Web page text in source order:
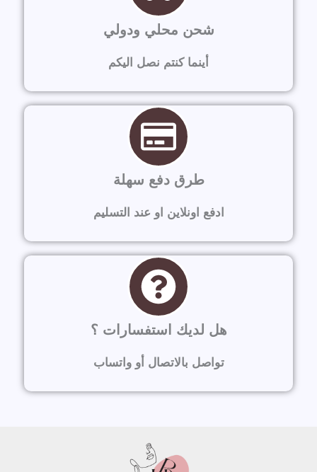
شحن محلي ودولي
أينما كنتم نصل اليكم
طرق دفع سهلة
ادفع اونلاين او عند التسليم
هل لديك استفسارات ؟
تواصل بالاتصال أو واتساب